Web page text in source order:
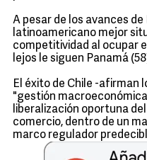
A pesar de los avances de
latinoamericano mejor
competitividad al ocupar
lejos le siguen Panamá
El éxito de Chile -afirman
"gestión
liberalización oportuna
comercio, dentro de un
marco regulador